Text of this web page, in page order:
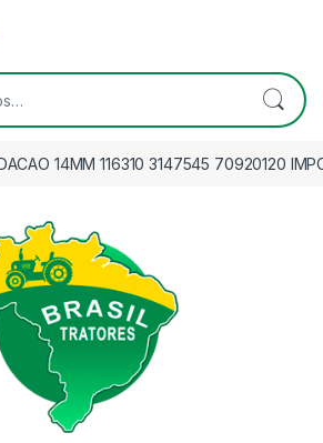
14MM 116310 3147545 70920120